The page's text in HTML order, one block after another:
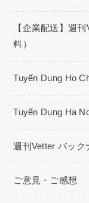
【企業配送】週
料）
Tuyển Dụng Ho
Tuyển Dụng Ha
週刊Vetter バック
ご意見・ご感想